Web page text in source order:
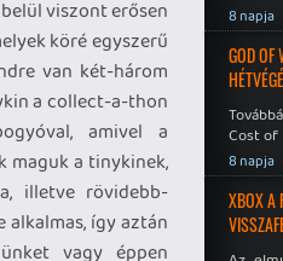
viszont erősen
köré egyszerű
van két-három
a collect-a-thon
amivel a
maguk a tinykinek,
illetve rövidebb-
alkalmas, így aztán
vagy éppen
8 napja
GOD OF
Cost of
8 napja
XBOX A